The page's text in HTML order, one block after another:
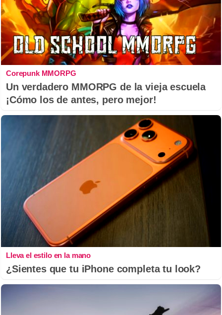
Corepunk MMORPG
Un verdadero MMORPG de la vieja escuela
¡Cómo los de antes, pero mejor!
Lleva el estilo en la mano
¿Sientes que tu iPhone completa tu look?